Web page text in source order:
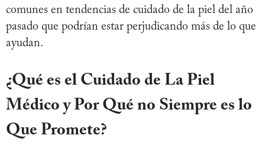
comunes en tendencias de cuidado de la piel del año
pasado que podrían estar perjudicando más de lo que
ayudan.
¿Qué es el Cuidado de La Piel
Médico y Por Qué no Siempre es lo
Que Promete?